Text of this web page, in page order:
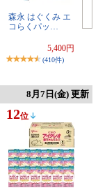
森永 はぐくみ エ
コらくパッ…
5,400円
(410件)
8月7日(金) 更新
12位